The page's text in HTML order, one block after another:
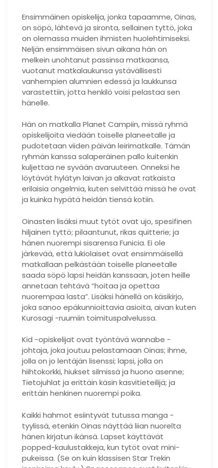
Ensimmäinen opiskelija, jonka tapaamme, Oinas,
on söpö, lähtevä ja sironta, sellainen tyttö, joka
on olemassa muiden ihmisten huolehtimiseksi.
Neljän ensimmäisen sivun aikana hän on
melkein unohtanut passinsa matkaansa,
vuotanut matkalaukunsa ystävällisesti
vanhempien alumnien edessä ja laukkunsa
varastettiin, jotta henkilö voisi pelastaa sen
hänelle.
Hän on matkalla Planet Campiin, missä ryhmä
opiskelijoita viedään toiselle planeetalle ja
pudotetaan viiden päivän leirimatkalle. Tämän
ryhmän kanssa salaperäinen pallo kuitenkin
kuljettaa ne syvään avaruuteen. Onneksi he
löytävät hylätyn laivan ja alkavat ratkaista
erilaisia ​​ongelmia, kuten selvittää missä he ovat
ja kuinka hypätä heidän tiensä kotiin.
Oinasten lisäksi muut tytöt ovat ujo, spesifinen
hiljainen tyttö; pilaantunut, rikas quitterie; ja
hänen nuorempi sisarensa Funicia. Ei ole
järkevää, että lukiolaiset ovat ensimmäisellä
matkallaan pelkästään toiselle planeetalle
saada söpö lapsi heidän kanssaan, joten heille
annetaan tehtävä “hoitaa ja opettaa
nuorempaa lasta”. Lisäksi hänellä on käsikirjo,
joka sanoo epäkunnioittavia asioita, aivan kuten
Kurosagi -ruumiin toimituspalvelussa.
Kid -opiskelijat ovat työntävä wannabe -
johtaja, joka joutuu pelastamaan Oinas; ihme,
jolla on jo lentäjän lisenssi; lapsi, jolla on
hiihtokorkki, hiukset silmissä ja huono asenne;
Tietojuhlat ja erittäin käsin kasvitieteilijä; ja
erittäin henkinen nuorempi poika.
Kaikki hahmot esiintyvät tutussa manga -
tyylissä, etenkin Oinas näyttää liian nuorelta
hänen kirjatun ikänsä. Lapset käyttävät
popped-kaulustakkeja, kun tytöt ovat mini-
pukeissa. (Se on kuin klassisen Star Trekin